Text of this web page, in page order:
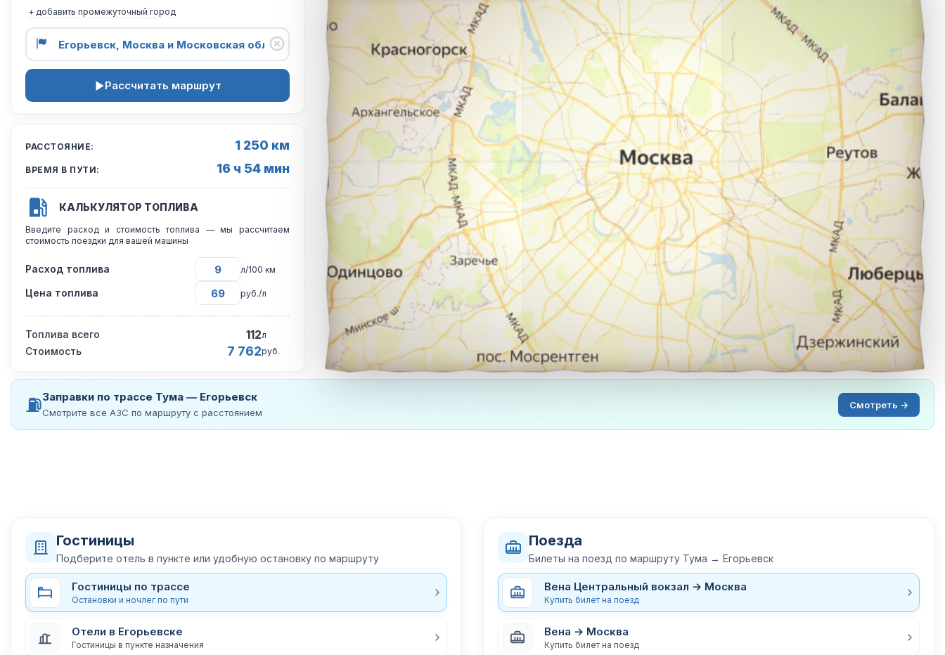
+ добавить промежуточный город
Рассчитать маршрут
РАССТОЯНИЕ: 1 250 км
ВРЕМЯ В ПУТИ: 16 ч 54 мин
КАЛЬКУЛЯТОР ТОПЛИВА
Введите расход и стоимость топлива — мы рассчитаем
стоимость поездки для вашей машины
Расход топлива л/100 км
Цена топлива руб./л
Топлива всего 112л
Стоимость 7 762руб.
⛽Заправки по трассе Тума — Егорьевск
Смотрите все АЗС по маршруту с расстоянием
Смотреть →
Гостиницы
Подберите отель в пункте или удобную остановку по маршруту
Гостиницы по трассе
Остановки и ночлег по пути
Отели в Егорьевске
Гостиницы в пункте назначения
Поезда
Билеты на поезд по маршруту Тума → Егорьевск
Вена Центральный вокзал → Москва
Купить билет на поезд
Вена → Москва
Купить билет на поезд